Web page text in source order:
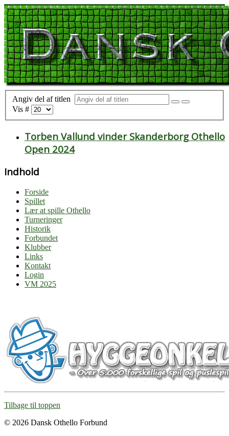
Angiv del af titlen
Vis #
Torben Vallund vinder Skanderborg Othello
Open 2024
Indhold
Forside
Spillet
Lær at spille Othello
Turneringer
Historik
Forbundet
Klubber
Links
Kontakt
Login
VM 2025
Tilbage til toppen
© 2026 Dansk Othello Forbund